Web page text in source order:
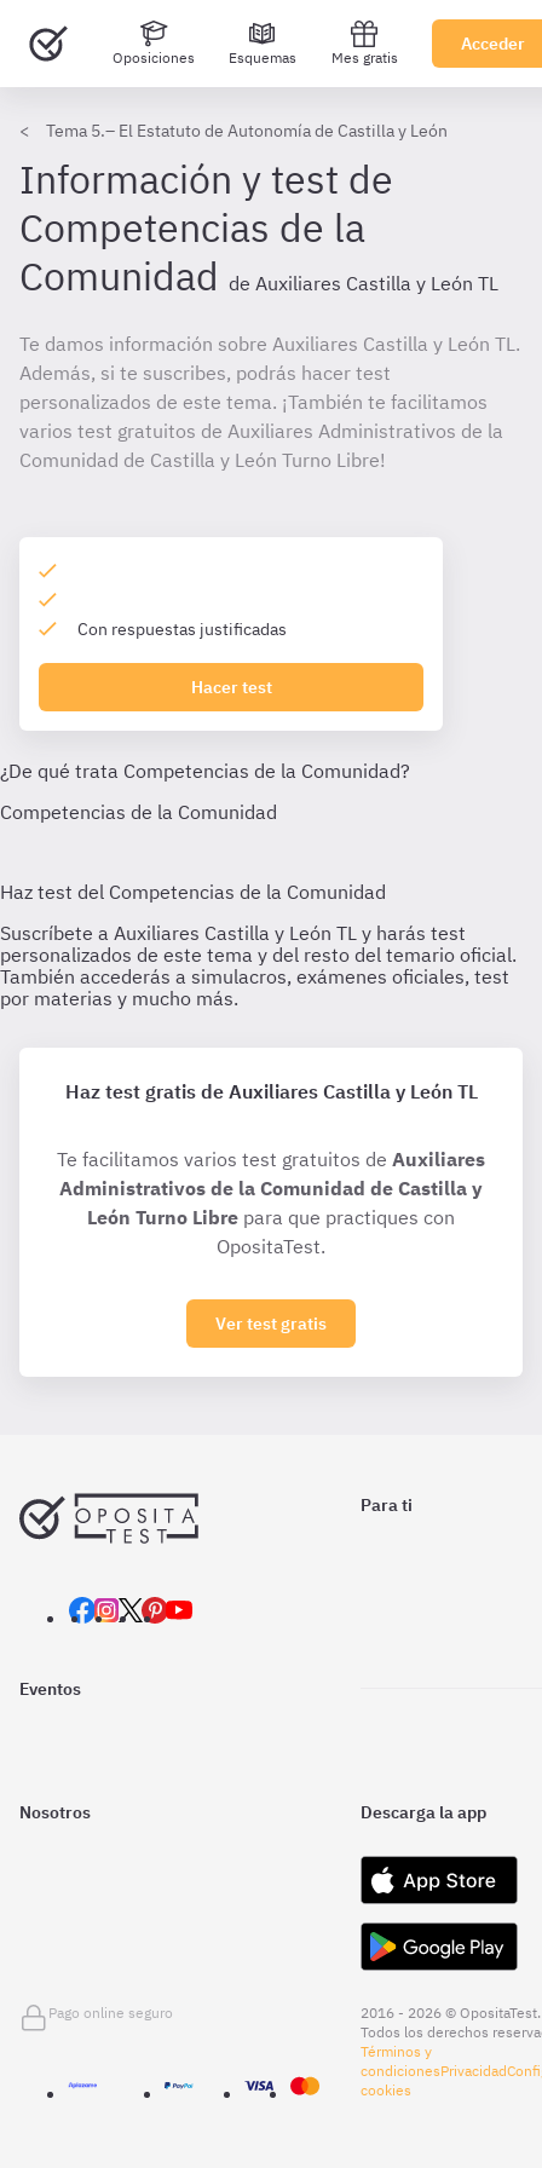
Oposiciones Esquemas Mes gratis
Acceder
Tema 5.– El Estatuto de Autonomía de Castilla y León
Información y test de
Competencias de la
Comunidad de Auxiliares Castilla y León TL
Te damos información sobre Auxiliares Castilla y León TL.
Además, si te suscribes, podrás hacer test
personalizados de este tema. ¡También te facilitamos
varios test gratuitos de Auxiliares Administrativos de la
Comunidad de Castilla y León Turno Libre!
Con respuestas justificadas
Hacer test
Haz test gratis de Auxiliares Castilla y León TL
Te facilitamos varios test gratuitos de Auxiliares
Administrativos de la Comunidad de Castilla y
León Turno Libre para que practiques con
OpositaTest.
Ver test gratis
Para ti
Eventos
Nosotros Descarga la app
Pago online seguro
2016 - 2026 © OpositaTest.
Todos los derechos
Términos y
condicionesPrivacidad
cookies